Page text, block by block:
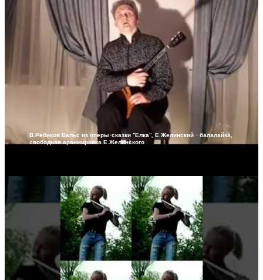
В.Ребиков Вальс из оперы-сказки "Елка", Е.Желинский - балалайка,
свободная аранжировка Е.Желинского